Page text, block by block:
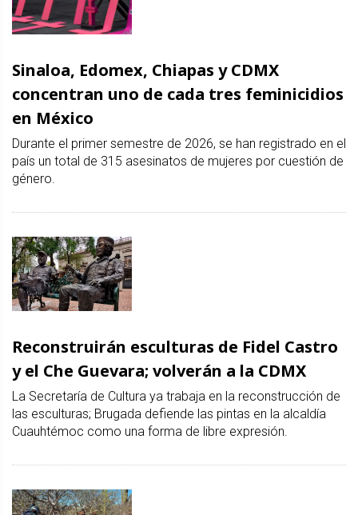
Sinaloa, Edomex, Chiapas y CDMX
concentran uno de cada tres feminicidios
en México
Durante el primer semestre de 2026, se han registrado en el
país un total de 315 asesinatos de mujeres por cuestión de
género.
Reconstruirán esculturas de Fidel Castro
y el Che Guevara; volverán a la CDMX
La Secretaría de Cultura ya trabaja en la reconstrucción de
las esculturas; Brugada defiende las pintas en la alcaldía
Cuauhtémoc como una forma de libre expresión.